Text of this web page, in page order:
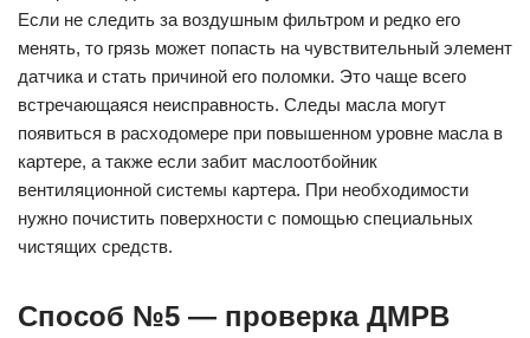
Если не следить за воздушным фильтром и редко его
менять, то грязь может попасть на чувствительный элемент
датчика и стать причиной его поломки. Это чаще всего
встречающаяся неисправность. Следы масла могут
появиться в расходомере при повышенном уровне масла в
картере, а также если забит маслоотбойник
вентиляционной системы картера. При необходимости
нужно почистить поверхности с помощью специальных
чистящих средств.
Способ №5 — проверка ДМРВ